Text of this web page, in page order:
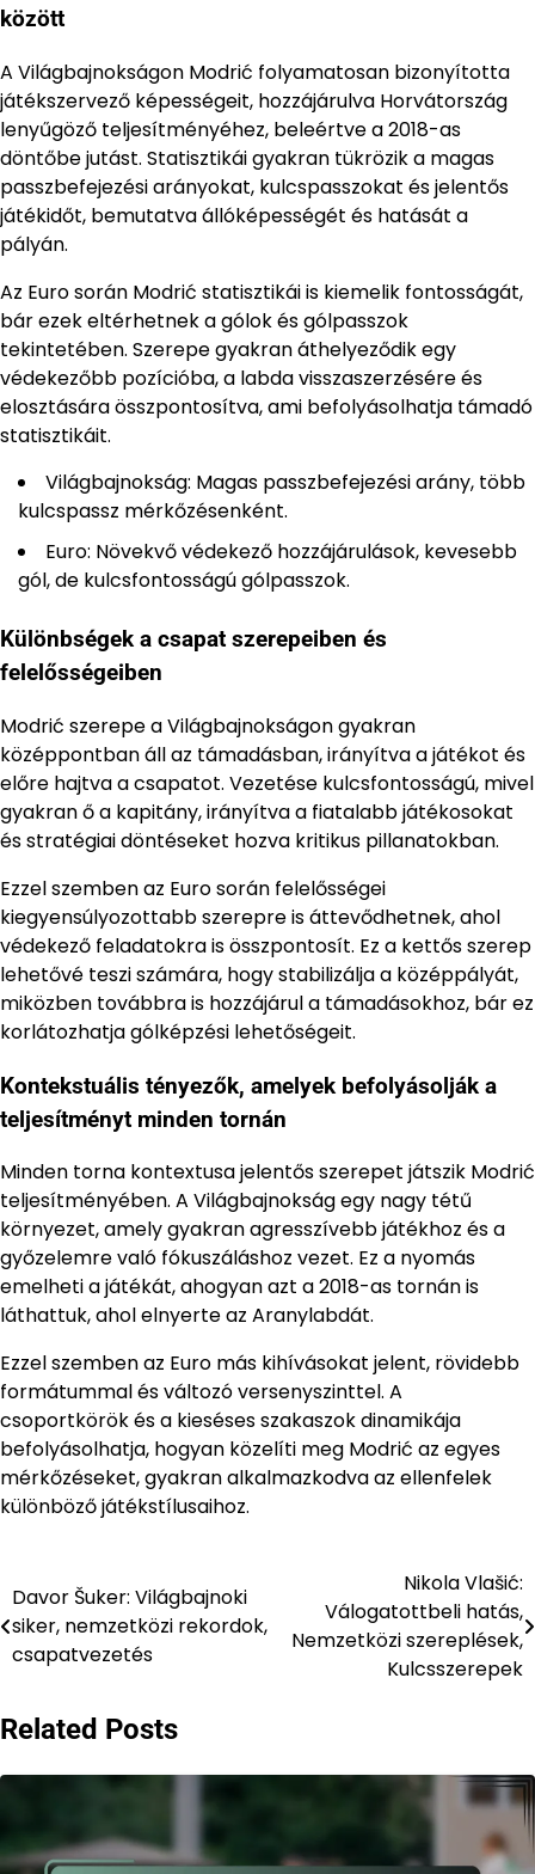
között
A Világbajnokságon Modrić folyamatosan bizonyította
játékszervező képességeit, hozzájárulva Horvátország
lenyűgöző teljesítményéhez, beleértve a 2018-as
döntőbe jutást. Statisztikái gyakran tükrözik a magas
passzbefejezési arányokat, kulcspasszokat és jelentős
játékidőt, bemutatva állóképességét és hatását a
pályán.
Az Euro során Modrić statisztikái is kiemelik fontosságát,
bár ezek eltérhetnek a gólok és gólpasszok
tekintetében. Szerepe gyakran áthelyeződik egy
védekezőbb pozícióba, a labda visszaszerzésére és
elosztására összpontosítva, ami befolyásolhatja támadó
statisztikáit.
Világbajnokság: Magas passzbefejezési arány, több
kulcspassz mérkőzésenként.
Euro: Növekvő védekező hozzájárulások, kevesebb
gól, de kulcsfontosságú gólpasszok.
Különbségek a csapat szerepeiben és
felelősségeiben
Modrić szerepe a Világbajnokságon gyakran
középpontban áll az támadásban, irányítva a játékot és
előre hajtva a csapatot. Vezetése kulcsfontosságú, mivel
gyakran ő a kapitány, irányítva a fiatalabb játékosokat
és stratégiai döntéseket hozva kritikus pillanatokban.
Ezzel szemben az Euro során felelősségei
kiegyensúlyozottabb szerepre is áttevődhetnek, ahol
védekező feladatokra is összpontosít. Ez a kettős szerep
lehetővé teszi számára, hogy stabilizálja a középpályát,
miközben továbbra is hozzájárul a támadásokhoz, bár ez
korlátozhatja gólképzési lehetőségeit.
Kontekstuális tényezők, amelyek befolyásolják a
teljesítményt minden tornán
Minden torna kontextusa jelentős szerepet játszik Modrić
teljesítményében. A Világbajnokság egy nagy tétű
környezet, amely gyakran agresszívebb játékhoz és a
győzelemre való fókuszáláshoz vezet. Ez a nyomás
emelheti a játékát, ahogyan azt a 2018-as tornán is
láthattuk, ahol elnyerte az Aranylabdát.
Ezzel szemben az Euro más kihívásokat jelent, rövidebb
formátummal és változó versenyszinttel. A
csoportkörök és a kieséses szakaszok dinamikája
befolyásolhatja, hogyan közelíti meg Modrić az egyes
mérkőzéseket, gyakran alkalmazkodva az ellenfelek
különböző játékstílusaihoz.
Post
navigation
Davor Šuker: Világbajnoki
siker, nemzetközi rekordok,
csapatvezetés
Nikola Vlašić:
Válogatottbeli hatás,
Nemzetközi szereplések,
Kulcsszerepek
Related Posts